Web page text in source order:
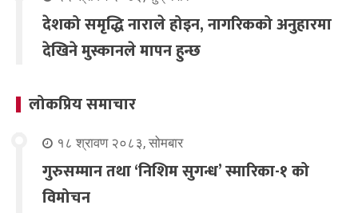
देशको समृद्धि नाराले होइन, नागरिकको अनुहारमा
देखिने मुस्कानले मापन हुन्छ
लोकप्रिय समाचार
१८ श्रावण २०८३, सोमबार
गुरुसम्मान तथा ‘निशिम सुगन्ध’ स्मारिका-१ को
विमोचन